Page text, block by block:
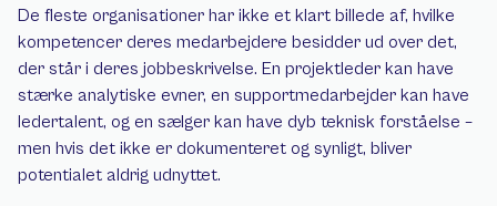
De fleste organisationer har ikke et klart billede af, hvilke
kompetencer deres medarbejdere besidder ud over det,
der står i deres jobbeskrivelse. En projektleder kan have
stærke analytiske evner, en supportmedarbejder kan have
ledertalent, og en sælger kan have dyb teknisk forståelse –
men hvis det ikke er dokumenteret og synligt, bliver
potentialet aldrig udnyttet.